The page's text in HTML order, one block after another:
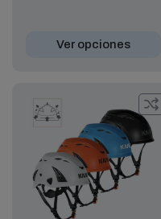
Ver opciones